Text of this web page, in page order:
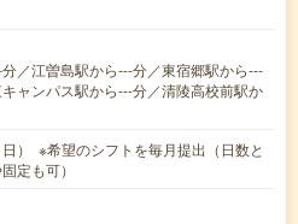
／江曽島駅から---分／東宿郷駅から---
ャンパス駅から---分／清陵高校前駅か
） ※希望のシフトを毎月提出（日数と
定も可）